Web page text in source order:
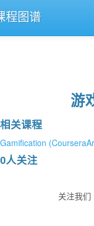
程图谱
游
相关课程
Gamification
0人关注
关注我们